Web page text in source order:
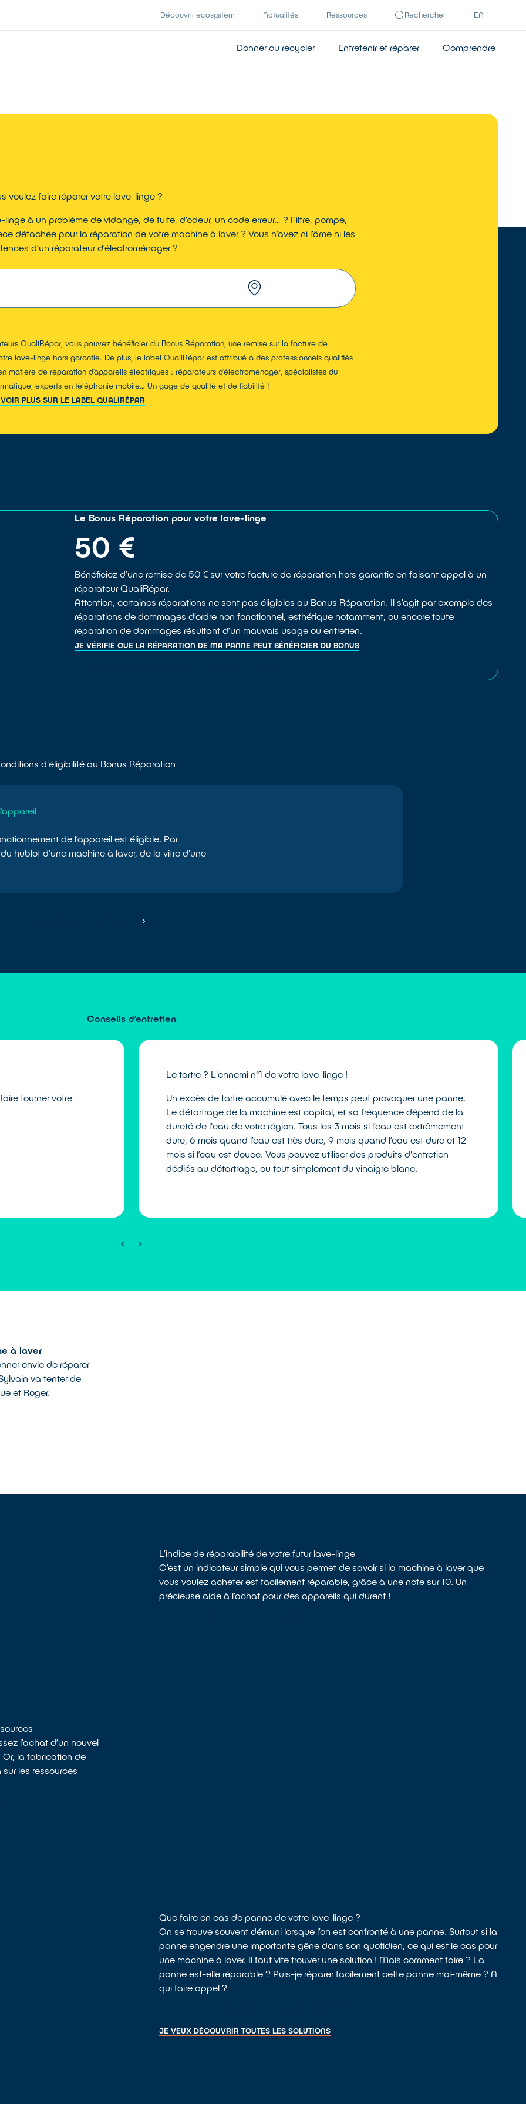
Découvrir ecosystem Actualités Ressources Rechercher EN
Donner ou recycler Entretenir et réparer Comprendre
voulez faire réparer votre lave-linge ?
à un problème de vidange, de fuite, d’odeur, un code erreur… ? Filtre, pompe,
détachée pour la réparation de votre machine à laver ? Vous n’avez ni l’âme ni les
d’un réparateur d’électroménager ?
QualiRépar, vous pouvez bénéficier du Bonus Réparation, une remise sur la facture de
lave-linge hors garantie. De plus, le label QualiRépar est attribué à des professionnels qualifiés
matière de réparation d’appareils électriques : réparateurs d’électroménager, spécialistes du
experts en téléphonie mobile… Un gage de qualité et de fiabilité !
PLUS SUR LE LABEL QUALIRÉPAR
Le Bonus Réparation pour votre lave-linge
50 €
Bénéficiez d’une remise de 50 € sur votre facture de réparation hors garantie en faisant appel à un
réparateur QualiRépar.
Attention, certaines réparations ne sont pas éligibles au Bonus Réparation. Il s’agit par exemple des
réparations de dommages d’ordre non fonctionnel, esthétique notamment, ou encore toute
réparation de dommages résultant d’un mauvais usage ou entretien.
JE VÉRIFIE QUE LA RÉPARATION DE MA PANNE PEUT BÉNÉFICIER DU BONUS
d'éligibilité au Bonus Réparation
de l’appareil est éligible. Par
hublot d’une machine à laver, de la vitre d'une
Conseils d’entretien
tourner votre
Le tartre ? L'ennemi n°1 de votre lave-linge !
Un excès de tartre accumulé avec le temps peut provoquer une panne.
Le détartrage de la machine est capital, et sa fréquence dépend de la
dureté de l'eau de votre région. Tous les 3 mois si l’eau est extrêmement
dure, 6 mois quand l’eau est très dure, 9 mois quand l’eau est dure et 12
mois si l’eau est douce. Vous pouvez utiliser des produits d'entretien
dédiés au détartrage, ou tout simplement du vinaigre blanc.
à laver
envie de réparer
va tenter de
et Roger.
L’indice de réparabilité de votre futur lave-linge
C’est un indicateur simple qui vous permet de savoir si la machine à laver que
vous voulez acheter est facilement réparable, grâce à une note sur 10. Un
précieuse aide à l’achat pour des appareils qui durent !
l’achat d’un nouvel
la fabrication de
les ressources
Que faire en cas de panne de votre lave-linge ?
On se trouve souvent démuni lorsque l’on est confronté à une panne. Surtout si la
panne engendre une importante gêne dans son quotidien, ce qui est le cas pour
une machine à laver. Il faut vite trouver une solution ! Mais comment faire ? La
panne est-elle réparable ? Puis-je réparer facilement cette panne moi-même ? A
qui faire appel ?
JE VEUX DÉCOUVRIR TOUTES LES SOLUTIONS